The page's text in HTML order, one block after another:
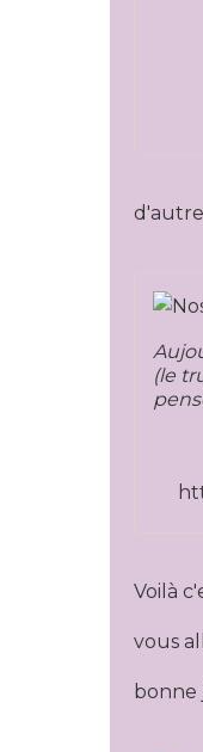
(le
Voilà
vous
bonne